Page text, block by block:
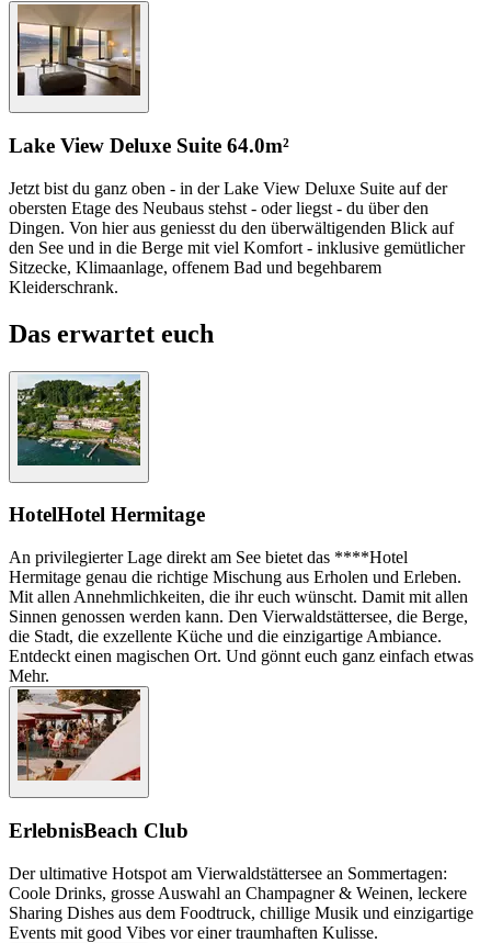
Lake View Deluxe Suite 64.0m²
Jetzt bist du ganz oben - in der Lake View Deluxe Suite auf der
obersten Etage des Neubaus stehst - oder liegst - du über den
Dingen. Von hier aus geniesst du den überwältigenden Blick auf
den See und in die Berge mit viel Komfort - inklusive gemütlicher
Sitzecke, Klimaanlage, offenem Bad und begehbarem
Kleiderschrank.
Das erwartet euch
HotelHotel Hermitage
An privilegierter Lage direkt am See bietet das ****Hotel
Hermitage genau die richtige Mischung aus Erholen und Erleben.
Mit allen Annehmlichkeiten, die ihr euch wünscht. Damit mit allen
Sinnen genossen werden kann. Den Vierwaldstättersee, die Berge,
die Stadt, die exzellente Küche und die einzigartige Ambiance.
Entdeckt einen magischen Ort. Und gönnt euch ganz einfach etwas
Mehr.
ErlebnisBeach Club
Der ultimative Hotspot am Vierwaldstättersee an Sommertagen:
Coole Drinks, grosse Auswahl an Champagner & Weinen, leckere
Sharing Dishes aus dem Foodtruck, chillige Musik und einzigartige
Events mit good Vibes vor einer traumhaften Kulisse.